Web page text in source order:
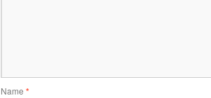
Name *